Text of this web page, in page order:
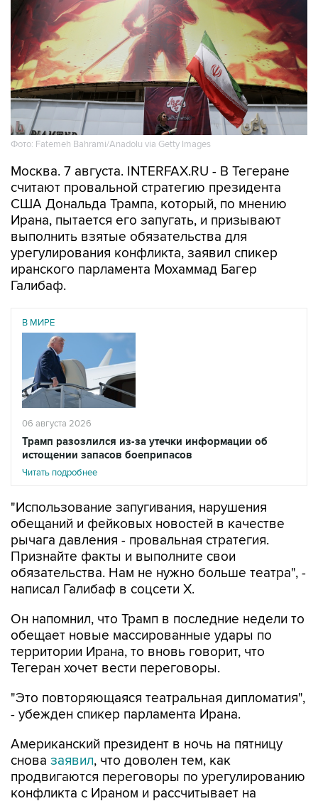
Фото: Fatemeh Bahrami/Anadolu via Getty Images
Москва. 7 августа. INTERFAX.RU - В Тегеране
США Дональда Трампа, который, по мнению
Ирана, пытается его запугать, и призывают
выполнить взятые обязательства для
урегулирования конфликта, заявил спикер
иранского парламента Мохаммад Багер
Галибаф.
В МИРЕ
06 августа 2026
Трамп разозлился из-за утечки информации об
истощении запасов боеприпасов
Читать подробнее
"Использование запугивания, нарушения
рычага давления - провальная стратегия.
Признайте факты и выполните свои
обязательства. Нам не нужно больше театра", -
написал Галибаф в соцсети X.
Он напомнил, что Трамп в последние недели то
территории Ирана, то вновь говорит, что
Тегеран хочет вести переговоры.
"Это повторяющаяся театральная дипломатия",
Американский президент в ночь на пятницу
продвигаются переговоры по урегулированию
конфликта с Ираном и рассчитывает на
быстрое достижение результатов.